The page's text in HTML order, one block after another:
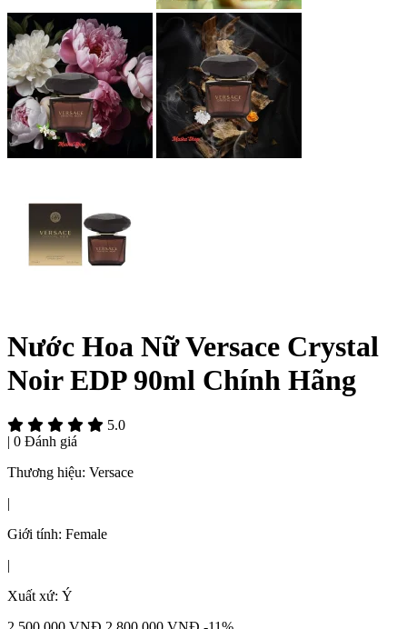
Nước Hoa Nữ Versace Crystal
Noir EDP 90ml Chính Hãng
5.0
| 0 Đánh giá
Thương hiệu: Versace
|
Giới tính: Female
|
Xuất xứ: Ý